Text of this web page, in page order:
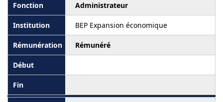
Administrateur
BEP Expansion économique
Rémunéré